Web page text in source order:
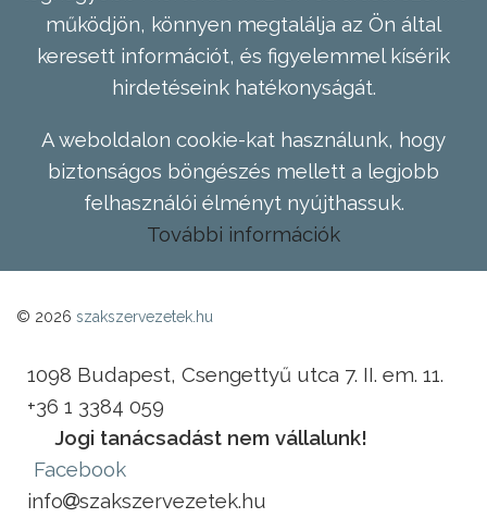
működjön, könnyen megtalálja az Ön által
keresett információt, és figyelemmel kísérik
hirdetéseink hatékonyságát.
A weboldalon cookie-kat használunk, hogy
biztonságos böngészés mellett a legjobb
felhasználói élményt nyújthassuk.
További információk
© 2026 szakszervezetek.hu
1098 Budapest, Csengettyű utca 7. II. em. 11.
+36 1 3384 059
Jogi tanácsadást nem vállalunk!
Facebook
info
szakszervezetek.hu